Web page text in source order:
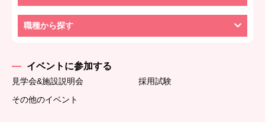
職種から探す
イベントに参加する
見学会&施設説明会
採用試験
その他のイベント